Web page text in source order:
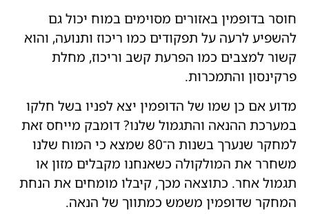
חוסר בדופמין באזורים מסוימים במוח יכול גם
להשפיע לרעה על תפקודים כמו ריכוז ותנועה, והוא
קשור למצבים כמו הפרעת קשב וריכוז, מחלת
פרקינסון והתמכרות.
מדוע אם כן שמו של הדופמין יצא לפניו בשל חלקו
במערכת ההנאה והתגמול שלנו? דומבק מייחס זאת
למחקר שנערך בשנות ה־80 שמצא כי המוח שלנו
משחרר את המולקולה כשאנחנו מקבלים מזון או
תגמול אחר. כתוצאה מכך, קיבלו מומחים את הנחת
המחקר שדופמין משמש כמתווך של הנאה.